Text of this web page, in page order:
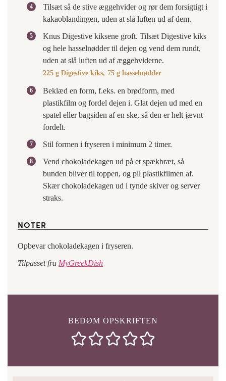
Tilsæt så de stive æggehvider og rør dem forsigtigt i
kakaoblandingen, uden at slå luften ud af dem.
Knus Digestive kiksene groft. Tilsæt Digestive kiks
og hele hasselnødder til dejen og vend dem rundt,
uden at slå luften ud af æggehviderne.
225 g Digestive kiks, 75 g hasselnødder
Beklæd en form, f.eks. en brødform, med
plastikfilm og fordel dejen i. Glat dejen ud med en
spatel eller bagsiden af en ske, så den er helt jævnt
fordelt.
Stil formen i fryseren i minimum 2 timer.
Vend chokoladekagen ud på et spækbræt, så
bunden bliver til toppen, og pil plastikfilmen af.
Skær chokoladekagen ud i tynde skiver og server
straks.
NOTER
Opbevar chokoladekagen i fryseren.
Tilpasset fra MyGreekDish
BEDØM OPSKRIFTEN